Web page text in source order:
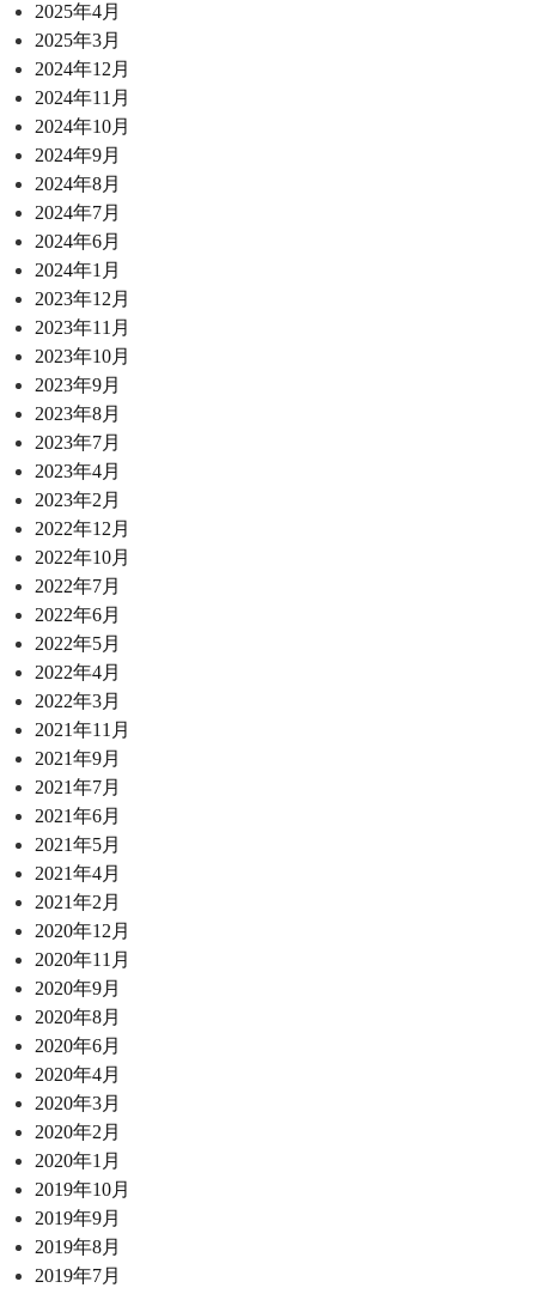
2025年4月
2025年3月
2024年12月
2024年11月
2024年10月
2024年9月
2024年8月
2024年7月
2024年6月
2024年1月
2023年12月
2023年11月
2023年10月
2023年9月
2023年8月
2023年7月
2023年4月
2023年2月
2022年12月
2022年10月
2022年7月
2022年6月
2022年5月
2022年4月
2022年3月
2021年11月
2021年9月
2021年7月
2021年6月
2021年5月
2021年4月
2021年2月
2020年12月
2020年11月
2020年9月
2020年8月
2020年6月
2020年4月
2020年3月
2020年2月
2020年1月
2019年10月
2019年9月
2019年8月
2019年7月